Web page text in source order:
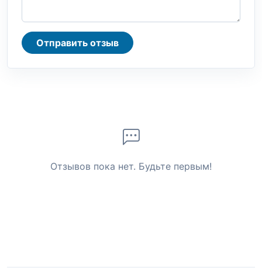
Отправить отзыв
Отзывов пока нет. Будьте первым!